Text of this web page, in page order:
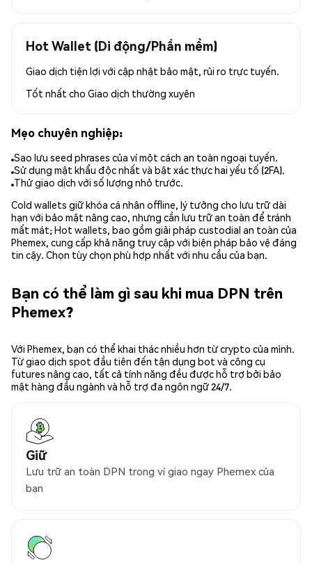
Hot Wallet (Di động/Phần mềm)
Giao dịch tiện lợi với cập nhật bảo mật, rủi ro trực tuyến.
Tốt nhất cho Giao dịch thường xuyên
Mẹo chuyên nghiệp:
Sao lưu seed phrases của ví một cách an toàn ngoại tuyến.
Sử dụng mật khẩu độc nhất và bật xác thực hai yếu tố (2FA).
Thử giao dịch với số lượng nhỏ trước.
Cold wallets giữ khóa cá nhân offline, lý tưởng cho lưu trữ dài
hạn với bảo mật nâng cao, nhưng cần lưu trữ an toàn để tránh
mất mát; Hot wallets, bao gồm giải pháp custodial an toàn của
Phemex, cung cấp khả năng truy cập với biện pháp bảo vệ đáng
tin cậy. Chọn tùy chọn phù hợp nhất với nhu cầu của bạn.
Bạn có thể làm gì sau khi mua DPN trên
Phemex?
Với Phemex, bạn có thể khai thác nhiều hơn từ crypto của mình.
Từ giao dịch spot đầu tiên đến tận dụng bot và công cụ
futures nâng cao, tất cả tính năng đều được hỗ trợ bởi bảo
mật hàng đầu ngành và hỗ trợ đa ngôn ngữ 24/7.
Giữ
Lưu trữ an toàn DPN trong ví giao ngay Phemex của
bạn